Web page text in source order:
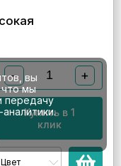
− +
Купить в 1
клик
Цвет
вы
что мы
передачу